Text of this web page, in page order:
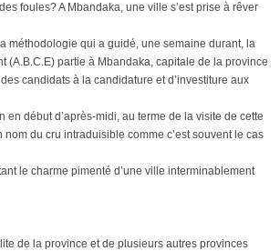
foules? A Mbandaka, une ville s’est prise à rêver
méthodologie qui a guidé, une semaine durant, la
(A.B.C.E) partie à Mbandaka, capitale de la province
candidats à la candidature et d’investiture aux
début d’après-midi, au terme de la visite de cette
du cru intraduisible comme c’est souvent le cas
le charme pimenté d’une ville interminablement
de la province et de plusieurs autres provinces